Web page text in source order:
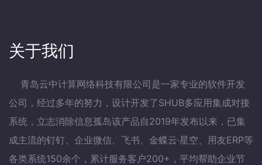
关于我们
青岛云中计算网络科技有限公司是一家专业的软件开发
公司，经过多年的努力，设计开发了SHUB多应用集成对接
系统，立志消除信息孤岛该产品自2019年发布以来，已集
成主流的钉钉、企业微信、飞书、金蝶云·星空、用友ERP等
各类系统150余个，累计服务客户200+，平均帮助企业节